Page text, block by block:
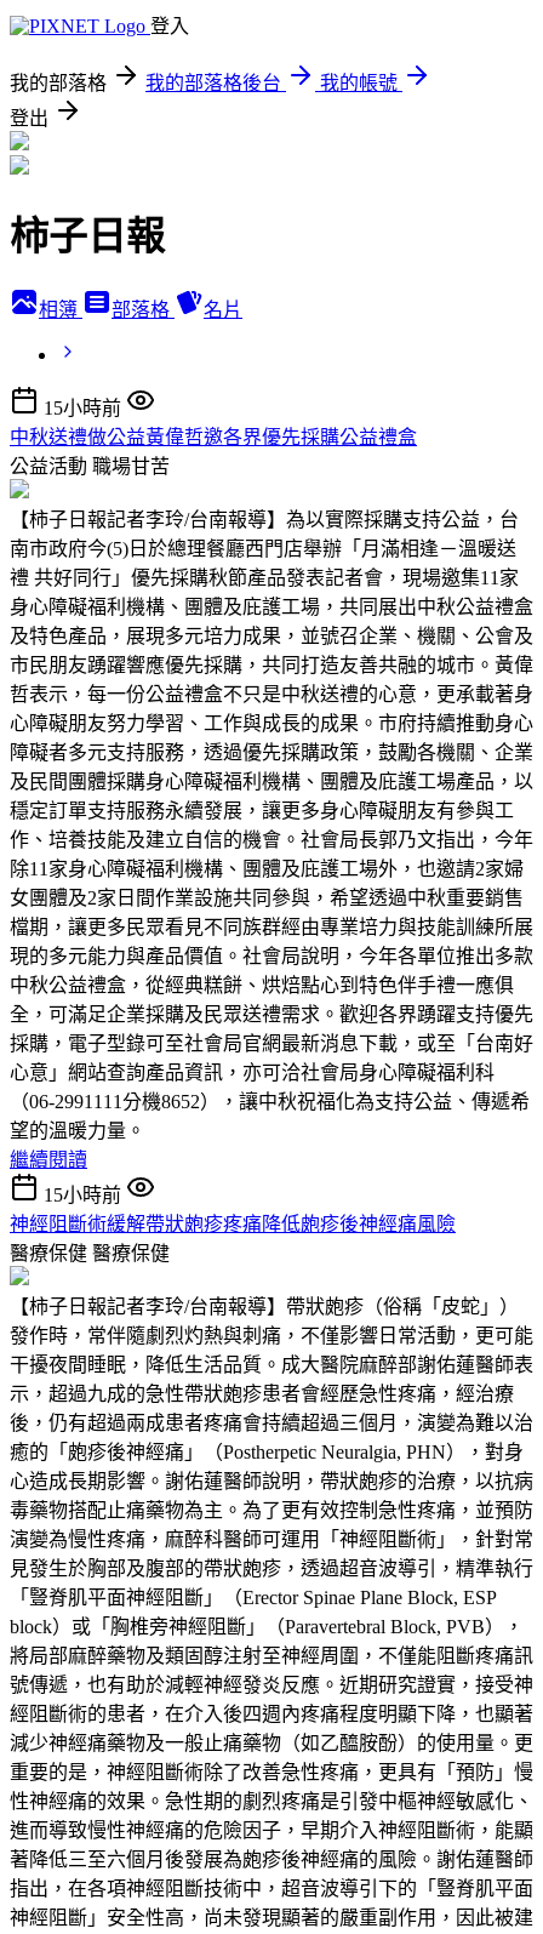
登入
我的部落格 我的部落格後台
我的帳號
登出
柿子日報
相簿 部落格 名片
15小時前
中秋送禮做公益黃偉哲邀各界優先採購公益禮盒
公益活動 職場甘苦
【柿子日報記者李玲/台南報導】為以實際採購支持公益，台
南市政府今(5)日於總理餐廳西門店舉辦「月滿相逢－溫暖送
禮 共好同行」優先採購秋節產品發表記者會，現場邀集11家
身心障礙福利機構、團體及庇護工場，共同展出中秋公益禮盒
及特色產品，展現多元培力成果，並號召企業、機關、公會及
市民朋友踴躍響應優先採購，共同打造友善共融的城市。黃偉
哲表示，每一份公益禮盒不只是中秋送禮的心意，更承載著身
心障礙朋友努力學習、工作與成長的成果。市府持續推動身心
障礙者多元支持服務，透過優先採購政策，鼓勵各機關、企業
及民間團體採購身心障礙福利機構、團體及庇護工場產品，以
穩定訂單支持服務永續發展，讓更多身心障礙朋友有參與工
作、培養技能及建立自信的機會。社會局長郭乃文指出，今年
除11家身心障礙福利機構、團體及庇護工場外，也邀請2家婦
女團體及2家日間作業設施共同參與，希望透過中秋重要銷售
檔期，讓更多民眾看見不同族群經由專業培力與技能訓練所展
現的多元能力與產品價值。社會局說明，今年各單位推出多款
中秋公益禮盒，從經典糕餅、烘焙點心到特色伴手禮一應俱
全，可滿足企業採購及民眾送禮需求。歡迎各界踴躍支持優先
採購，電子型錄可至社會局官網最新消息下載，或至「台南好
心意」網站查詢產品資訊，亦可洽社會局身心障礙福利科
（06-2991111分機8652），讓中秋祝福化為支持公益、傳遞希
望的溫暖力量。
繼續閱讀
15小時前
神經阻斷術緩解帶狀皰疹疼痛降低皰疹後神經痛風險
醫療保健 醫療保健
【柿子日報記者李玲/台南報導】帶狀皰疹（俗稱「皮蛇」）
發作時，常伴隨劇烈灼熱與刺痛，不僅影響日常活動，更可能
干擾夜間睡眠，降低生活品質。成大醫院麻醉部謝佑蓮醫師表
示，超過九成的急性帶狀皰疹患者會經歷急性疼痛，經治療
後，仍有超過兩成患者疼痛會持續超過三個月，演變為難以治
癒的「皰疹後神經痛」（Postherpetic Neuralgia, PHN），對身
心造成長期影響。謝佑蓮醫師說明，帶狀皰疹的治療，以抗病
毒藥物搭配止痛藥物為主。為了更有效控制急性疼痛，並預防
演變為慢性疼痛，麻醉科醫師可運用「神經阻斷術」，針對常
見發生於胸部及腹部的帶狀皰疹，透過超音波導引，精準執行
「豎脊肌平面神經阻斷」（Erector Spinae Plane Block, ESP
block）或「胸椎旁神經阻斷」（Paravertebral Block, PVB），
將局部麻醉藥物及類固醇注射至神經周圍，不僅能阻斷疼痛訊
號傳遞，也有助於減輕神經發炎反應。近期研究證實，接受神
經阻斷術的患者，在介入後四週內疼痛程度明顯下降，也顯著
減少神經痛藥物及一般止痛藥物（如乙醯胺酚）的使用量。更
重要的是，神經阻斷術除了改善急性疼痛，更具有「預防」慢
性神經痛的效果。急性期的劇烈疼痛是引發中樞神經敏感化、
進而導致慢性神經痛的危險因子，早期介入神經阻斷術，能顯
著降低三至六個月後發展為皰疹後神經痛的風險。謝佑蓮醫師
指出，在各項神經阻斷技術中，超音波導引下的「豎脊肌平面
神經阻斷」安全性高，尚未發現顯著的嚴重副作用，因此被建